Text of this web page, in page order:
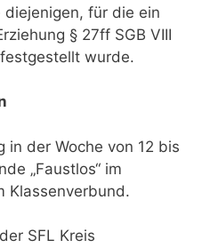
für die ein
§ 27ff SGB VIII
wurde.
in der Woche von 12 bis
„Faustlos“ im
Klassenverbund.
SFL Kreis